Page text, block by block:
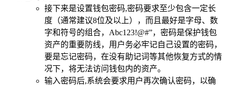
接下来是设置钱包密码,密码要求至少包含一定长
度（通常建议8位及以上），而且最好是字母、数
字和符号的组合，Abc123!@#”，密码是保护钱包
资产的重要防线，用户务必牢记自己设置的密码，
要是忘记密码，在没有助记词等其他恢复方式的情
况下，将无法访问钱包内的资产。
输入密码后,系统会要求用户再次确认密码，以确